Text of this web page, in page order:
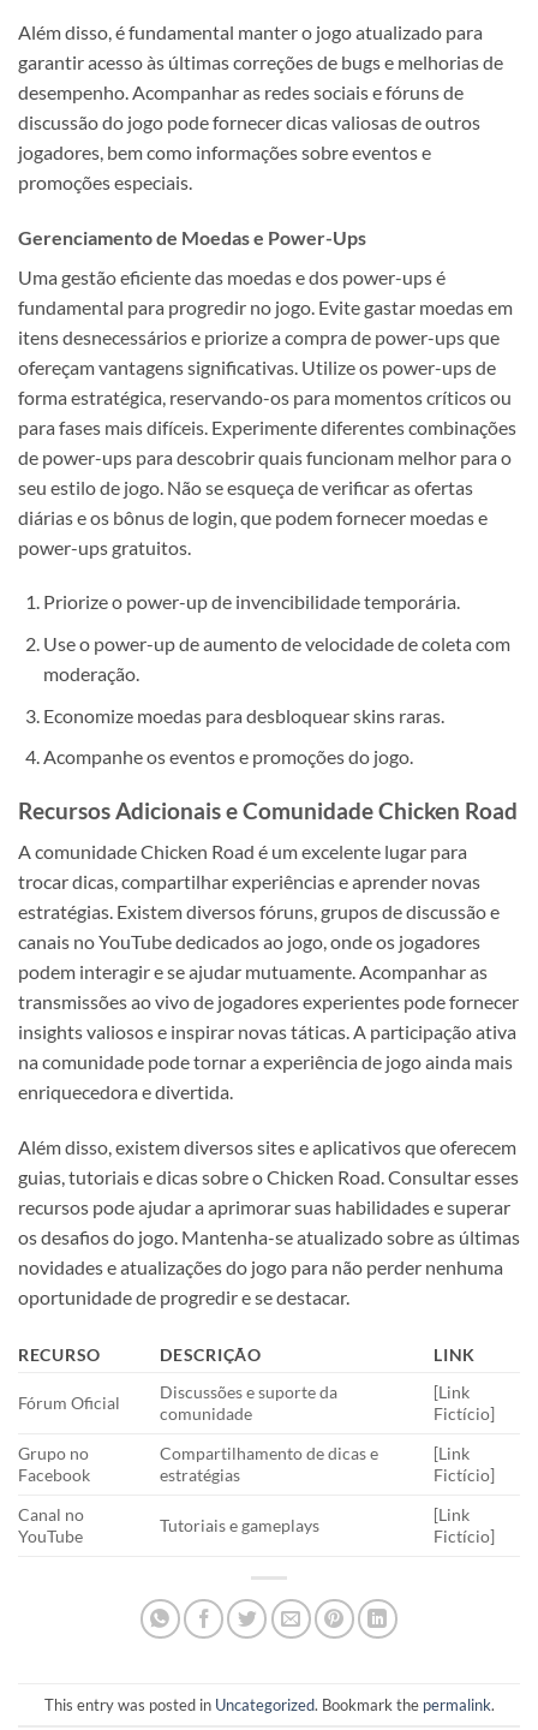
Além disso, é fundamental manter o jogo atualizado para
garantir acesso às últimas correções de bugs e melhorias de
desempenho. Acompanhar as redes sociais e fóruns de
discussão do jogo pode fornecer dicas valiosas de outros
jogadores, bem como informações sobre eventos e
promoções especiais.
Gerenciamento de Moedas e Power-Ups
Uma gestão eficiente das moedas e dos power-ups é
fundamental para progredir no jogo. Evite gastar moedas em
itens desnecessários e priorize a compra de power-ups que
ofereçam vantagens significativas. Utilize os power-ups de
forma estratégica, reservando-os para momentos críticos ou
para fases mais difíceis. Experimente diferentes combinações
de power-ups para descobrir quais funcionam melhor para o
seu estilo de jogo. Não se esqueça de verificar as ofertas
diárias e os bônus de login, que podem fornecer moedas e
power-ups gratuitos.
Priorize o power-up de invencibilidade temporária.
Use o power-up de aumento de velocidade de coleta com
moderação.
Economize moedas para desbloquear skins raras.
Acompanhe os eventos e promoções do jogo.
Recursos Adicionais e Comunidade Chicken Road
A comunidade Chicken Road é um excelente lugar para
trocar dicas, compartilhar experiências e aprender novas
estratégias. Existem diversos fóruns, grupos de discussão e
canais no YouTube dedicados ao jogo, onde os jogadores
podem interagir e se ajudar mutuamente. Acompanhar as
transmissões ao vivo de jogadores experientes pode fornecer
insights valiosos e inspirar novas táticas. A participação ativa
na comunidade pode tornar a experiência de jogo ainda mais
enriquecedora e divertida.
Além disso, existem diversos sites e aplicativos que oferecem
guias, tutoriais e dicas sobre o Chicken Road. Consultar esses
recursos pode ajudar a aprimorar suas habilidades e superar
os desafios do jogo. Mantenha-se atualizado sobre as últimas
novidades e atualizações do jogo para não perder nenhuma
oportunidade de progredir e se destacar.
RECURSO DESCRIÇÃO LINK
Fórum Oficial
Discussões e suporte da
comunidade
[Link
Fictício]
Grupo no
Facebook
Compartilhamento de dicas e
estratégias
[Link
Fictício]
Canal no
YouTube
Tutoriais e gameplays
[Link
Fictício]
This entry was posted in Uncategorized. Bookmark the permalink.